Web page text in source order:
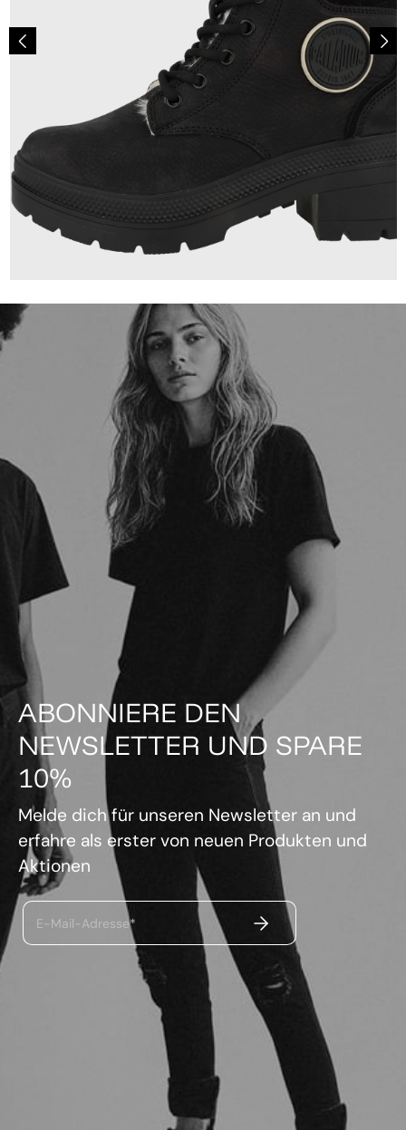
ABONNIERE DEN
NEWSLETTER UND SPARE
10%
Melde dich für unseren Newsletter an und
erfahre als erster von neuen Produkten und
Aktionen
E-Mail-Adresse* ABSENDEN